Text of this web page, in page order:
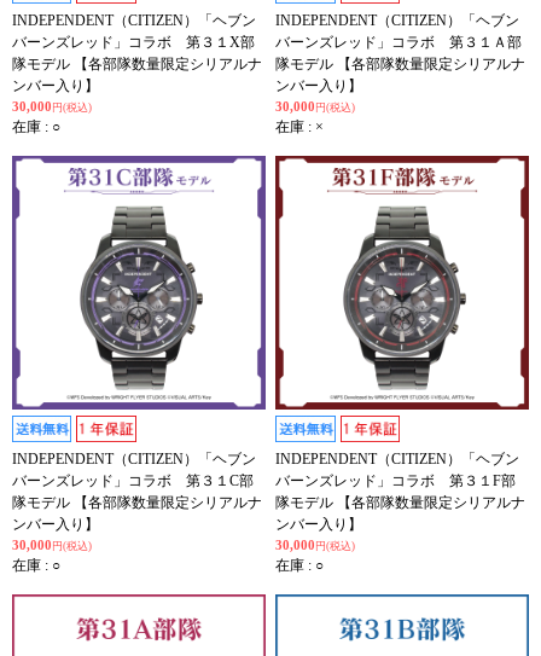
INDEPENDENT（CITIZEN）「ヘブン
バーンズレッド」コラボ 第３１X部
隊モデル 【各部隊数量限定シリアルナ
ンバー入り】
30,000 円(税込)
在庫 : ○
INDEPENDENT（CITIZEN）「ヘブン
バーンズレッド」コラボ 第３１Ａ部
隊モデル 【各部隊数量限定シリアルナ
ンバー入り】
30,000 円(税込)
在庫 : ×
INDEPENDENT（CITIZEN）「ヘブン
バーンズレッド」コラボ 第３１C部
隊モデル 【各部隊数量限定シリアルナ
ンバー入り】
30,000 円(税込)
在庫 : ○
INDEPENDENT（CITIZEN）「ヘブン
バーンズレッド」コラボ 第３１F部
隊モデル 【各部隊数量限定シリアルナ
ンバー入り】
30,000 円(税込)
在庫 : ○